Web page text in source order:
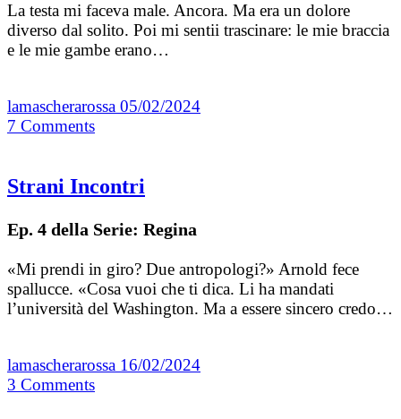
La testa mi faceva male. Ancora. Ma era un dolore
diverso dal solito. Poi mi sentii trascinare: le mie braccia
e le mie gambe erano…
lamascherarossa 05/02/2024
7 Comments
Strani Incontri
Ep. 4 della Serie: Regina
«Mi prendi in giro? Due antropologi?» Arnold fece
spallucce. «Cosa vuoi che ti dica. Li ha mandati
l’università del Washington. Ma a essere sincero credo…
lamascherarossa 16/02/2024
3 Comments